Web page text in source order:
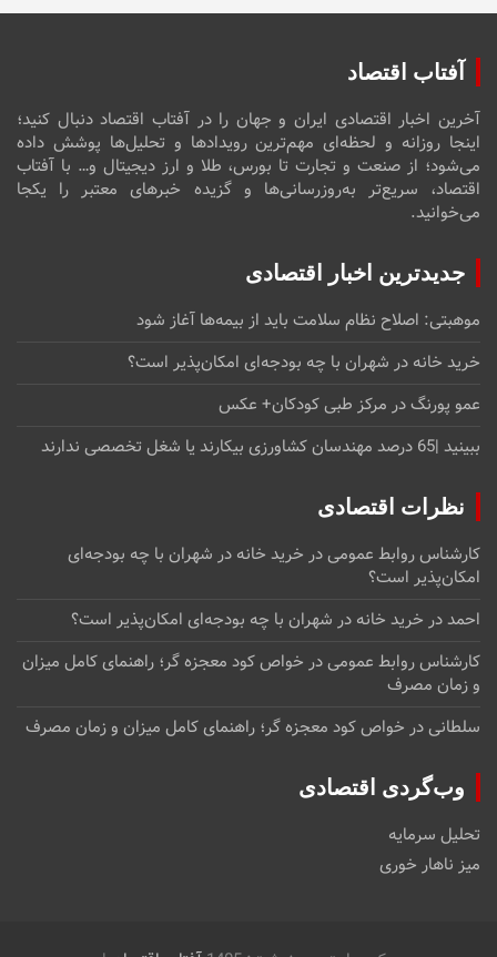
آفتاب اقتصاد
آخرین اخبار اقتصادی ایران و جهان را در آفتاب اقتصاد دنبال کنید؛
اینجا روزانه و لحظه‌ای مهم‌ترین رویدادها و تحلیل‌ها پوشش داده
می‌شود؛ از صنعت و تجارت تا بورس، طلا و ارز دیجیتال و… با آفتاب
اقتصاد، سریع‌تر به‌روزرسانی‌ها و گزیده خبرهای معتبر را یکجا
می‌خوانید.
جدیدترین اخبار اقتصادی
موهبتی: اصلاح نظام سلامت باید از بیمه‌ها آغاز شود
خرید خانه در شهران با چه بودجه‌ای امکان‌پذیر است؟
عمو پورنگ در مرکز طبی کودکان+ عکس
ببینید |65 درصد مهندسان کشاورزی بیکارند یا شغل تخصصی ندارند
نظرات اقتصادی
کارشناس روابط عمومیدرخرید خانه در شهران با چه بودجه‌ای
امکان‌پذیر است؟
احمددرخرید خانه در شهران با چه بودجه‌ای امکان‌پذیر است؟
کارشناس روابط عمومیدرخواص کود معجزه گر؛ راهنمای کامل میزان
و زمان مصرف
سلطانیدرخواص کود معجزه گر؛ راهنمای کامل میزان و زمان مصرف
وب‌گردی اقتصادی
تحلیل سرمایه
میز ناهار خوری